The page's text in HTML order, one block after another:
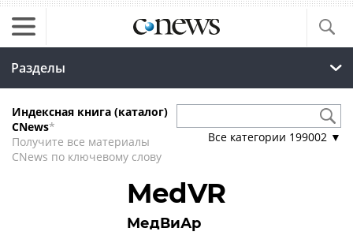
Разделы
Индексная книга (каталог)
CNews*
Получите все материалы
CNews по ключевому слову
Все категории 199002 ▼
MedVR
MедВиАр